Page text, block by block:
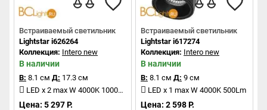
Встраиваемый светильник
Lightstar i626264
Коллекция: Intero new
В наличии
В: 8.1 см Д: 17.3 см
LED x 2 max W 4000K 1000Lm
Цена: 5 297 Р.
Встраиваемый светильник
Lightstar i617274
Коллекция: Intero new
В наличии
В: 8.1 см Д: 9 см
LED x 1 max W 4000K 500Lm
Цена: 2 598 Р.